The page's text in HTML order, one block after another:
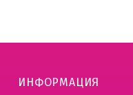
ИНФОРМАЦИЯ